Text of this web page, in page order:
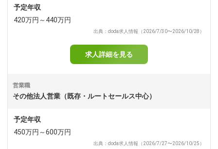
予定年収
420万円～440万円
出典：doda求人情報（2026/7/30〜2026/10/28）
求人詳細を見る
営業職
その他法人営業（既存・ルートセールス中心）
予定年収
450万円～600万円
出典：doda求人情報（2026/7/27〜2026/10/25）